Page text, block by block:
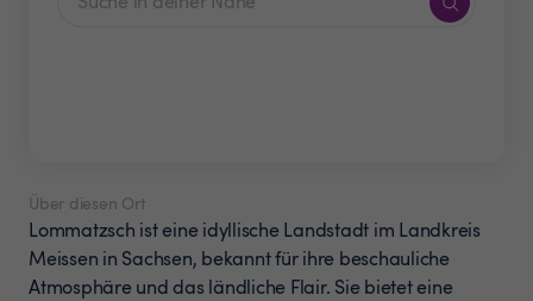
Über diesen Ort
Lommatzsch ist eine idyllische Landstadt im Landkreis
Meissen in Sachsen, bekannt für ihre beschauliche
Atmosphäre und das ländliche Flair. Sie bietet eine